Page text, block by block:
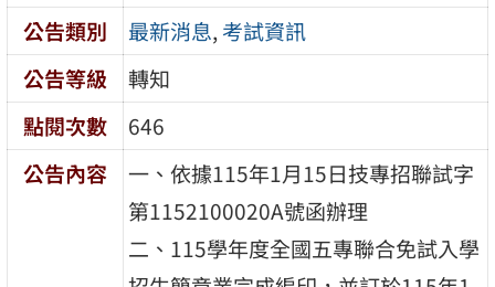
公告類別
最新消息,考試資訊
公告等級
轉知
點閱次數
646
公告內容
一、依據115年1月15日技專招聯試字
第1152100020A號函辦理
二、115學年度全國五專聯合免試入學